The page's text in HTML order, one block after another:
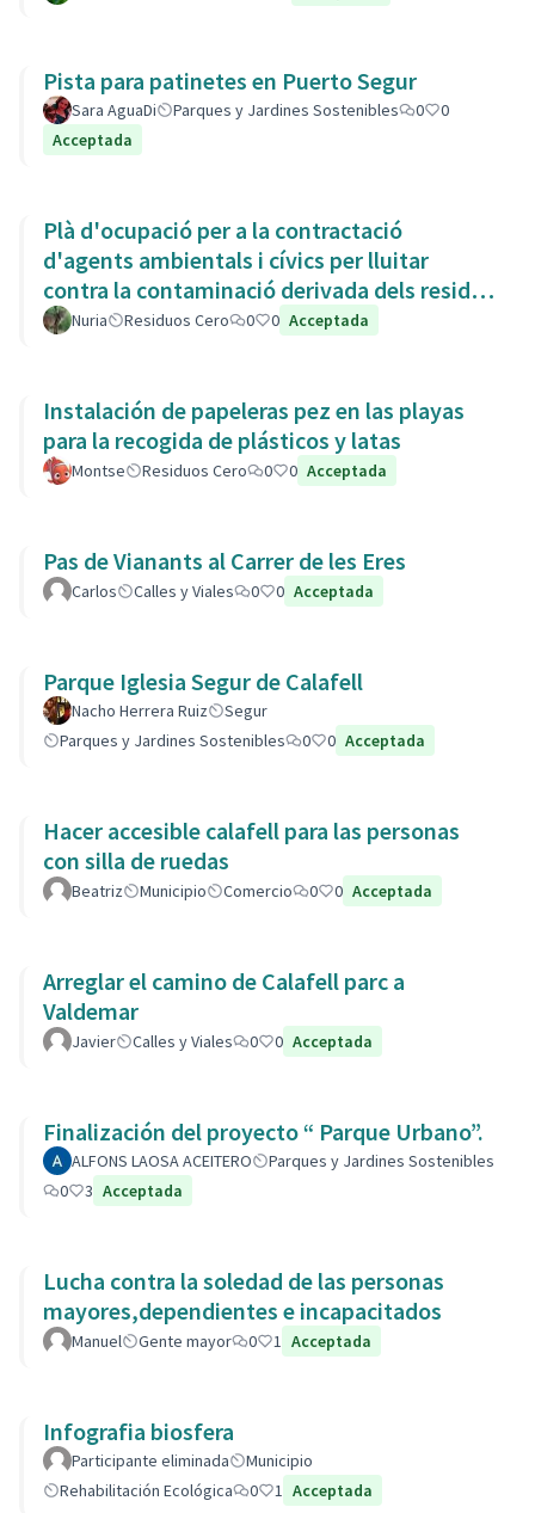
Pista para patinetes en Puerto Segur
Sara AguaDi Parques y Jardines Sostenibles 0
0
Acceptada
Plà d'ocupació per a la contractació
d'agents ambientals i cívics per lluitar
contra la contaminació derivada dels residus
de la Còvid-19
Nuria Residuos Cero 0 0 Acceptada
Instalación de papeleras pez en las playas
para la recogida de plásticos y latas
Montse Residuos Cero 0 0 Acceptada
Pas de Vianants al Carrer de les Eres
Carlos Calles y Viales 0 0 Acceptada
Parque Iglesia Segur de Calafell
Nacho Herrera Ruiz
Segur
Parques y Jardines Sostenibles
0 0 Acceptada
Hacer accesible calafell para las personas
con silla de ruedas
Beatriz Municipio Comercio 0 0 Acceptada
Arreglar el camino de Calafell parc a
Valdemar
Javier Calles y Viales 0 0 Acceptada
Finalización del proyecto “ Parque Urbano”.
ALFONS LAOSA ACEITERO
Parques y Jardines Sostenibles
0
3 Acceptada
Lucha contra la soledad de las personas
mayores,dependientes e incapacitados
Manuel Gente mayor 0 1 Acceptada
Infografia biosfera
Participante eliminada
Municipio
Rehabilitación Ecológica
0 1 Acceptada